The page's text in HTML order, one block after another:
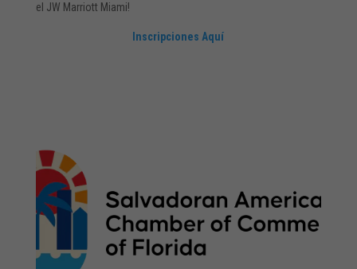
el JW Marriott Miami!
Inscripciones Aquí